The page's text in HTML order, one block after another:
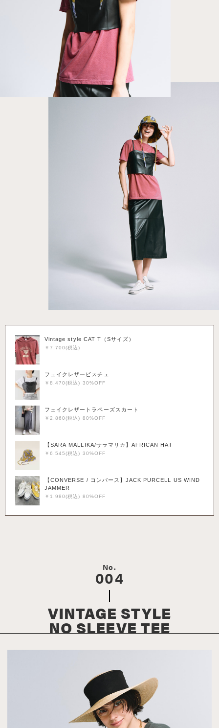
Vintage style CAT T（Sサイズ）
￥7,700(税込)
フェイクレザービスチェ
￥8,470(税込) 30%OFF
フェイクレザートラペーズスカート
￥2,860(税込) 80%OFF
【SARA MALLIKA/サラマリカ】AFRICAN HAT
￥6,545(税込) 30%OFF
【CONVERSE / コンバース】JACK PURCELL US WIND
JAMMER
￥1,980(税込) 80%OFF
No.
004
VINTAGE STYLE
NO SLEEVE TEE